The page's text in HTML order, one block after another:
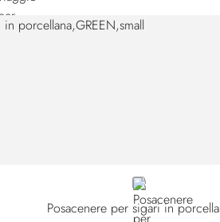
GREEN
Posacenere per sigari in